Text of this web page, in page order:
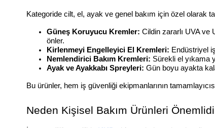
Kategoride cilt, el, ayak ve genel bakım için özel olarak
Güneş Koruyucu Kremler: Cildin zararlı UVA ve
önler.
Kirlenmeyi Engelleyici El Kremleri: Endüstriyel
Nemlendirici Bakım Kremleri: Sürekli el yıkama
Ayak ve Ayakkabı Spreyleri: Gün boyu ayakta
Bu ürünler, hem iş güvenliği ekipmanlarının
Neden Kişisel Bakım Ürünleri